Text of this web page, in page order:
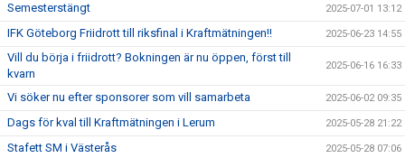
Semesterstängt 2025-07-01 13:12
IFK Göteborg Friidrott till riksfinal i Kraftmätningen!! 2025-06-23 14:55
Vill du börja i friidrott? Bokningen är nu öppen, först till
kvarn
2025-06-16 16:33
Vi söker nu efter sponsorer som vill samarbeta 2025-06-02 09:35
Dags för kval till Kraftmätningen i Lerum 2025-05-28 21:22
Stafett SM i Västerås 2025-05-28 07:06